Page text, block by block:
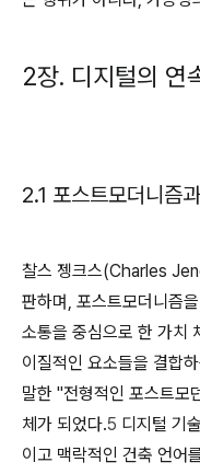
2장. 디지털의 연
2.1 포스트모더니즘
찰스 젱크스(Charles
판하며, 포스트모더니즘
소통을 중심으로 한 가치
이질적인 요소들을 결합
말한 "전형적인 포스트모
체가 되었다.5 디지털 기
이고 맥락적인 건축 언어